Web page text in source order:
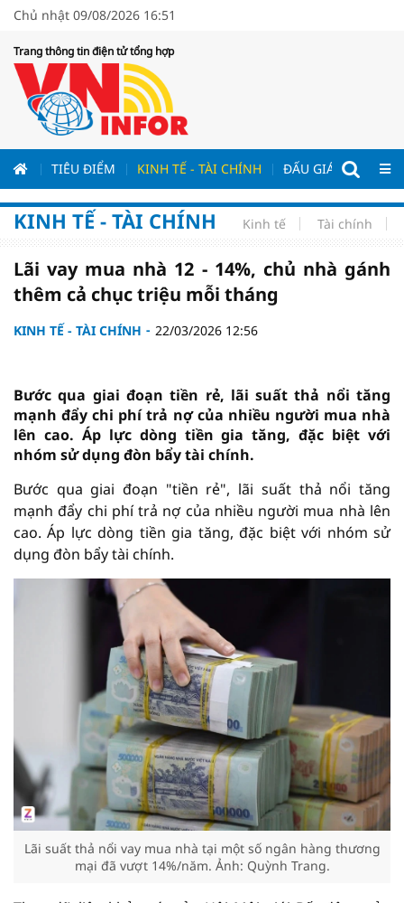
Chủ nhật 09/08/2026 16:51
Trang thông tin điện tử tổng hợp
TIÊU ĐIỂM KINH TẾ - TÀI CHÍNH ĐẤU GIÁ - ĐẤU
KINH TẾ - TÀI CHÍNH Kinh tế Tài chính
Lãi vay mua nhà 12 - 14%, chủ nhà gánh
thêm cả chục triệu mỗi tháng
KINH TẾ - TÀI CHÍNH 22/03/2026 12:56
Bước qua giai đoạn tiền rẻ, lãi suất thả nổi tăng
mạnh đẩy chi phí trả nợ của nhiều người mua nhà
lên cao. Áp lực dòng tiền gia tăng, đặc biệt với
nhóm sử dụng đòn bẩy tài chính.
Bước qua giai đoạn "tiền rẻ", lãi suất thả nổi tăng
mạnh đẩy chi phí trả nợ của nhiều người mua nhà lên
cao. Áp lực dòng tiền gia tăng, đặc biệt với nhóm sử
dụng đòn bẩy tài chính.
Lãi suất thả nổi vay mua nhà tại một số ngân hàng thương
mại đã vượt 14%/năm. Ảnh: Quỳnh Trang.